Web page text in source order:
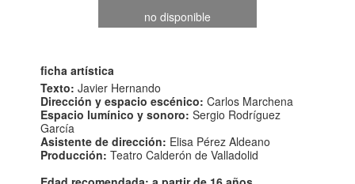
no disponible
ficha artística
Texto: Javier Hernando
Dirección y espacio escénico: Carlos Marchena
Espacio lumínico y sonoro: Sergio Rodríguez
García
Asistente de dirección: Elisa Pérez Aldeano
Producción: Teatro Calderón de Valladolid